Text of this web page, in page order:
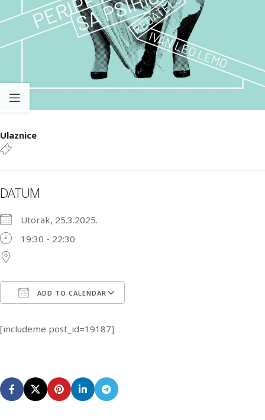
Ulaznice
DATUM
Utorak, 25.3.2025.
19:30 - 22:30
ADD TO CALENDAR
[includeme post_id=19187]